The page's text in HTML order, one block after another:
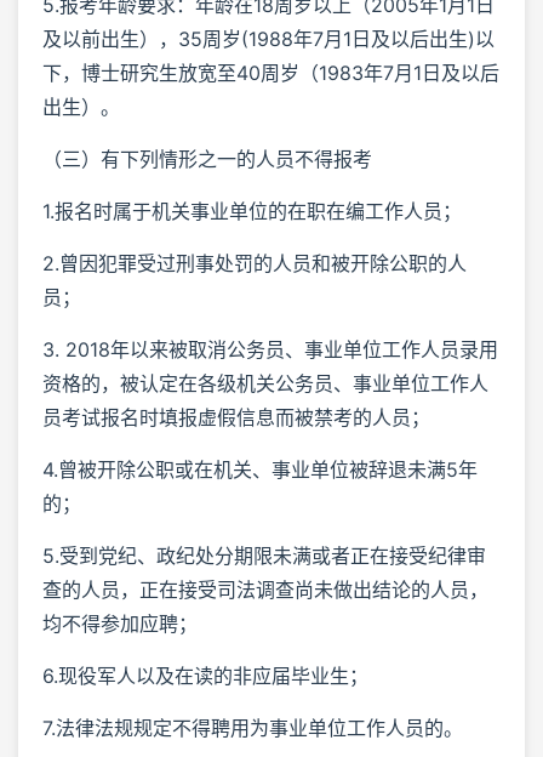
及以前出生），35周岁(1988年7月1日及以后出生)以
下，博士研究生放宽至40周岁（1983年7月1日及以后
出生）。
（三）有下列情形之一的人员不得报考
1.报名时属于机关事业单位的在职在编工作人员；
2.曾因犯罪受过刑事处罚的人员和被开除公职的人
员；
3. 2018年以来被取消公务员、事业单位工作人员录用
资格的，被认定在各级机关公务员、事业单位工作人
员考试报名时填报虚假信息而被禁考的人员；
4.曾被开除公职或在机关、事业单位被辞退未满5年
的；
5.受到党纪、政纪处分期限未满或者正在接受纪律审
查的人员，正在接受司法调查尚未做出结论的人员，
均不得参加应聘；
6.现役军人以及在读的非应届毕业生；
7.法律法规规定不得聘用为事业单位工作人员的。